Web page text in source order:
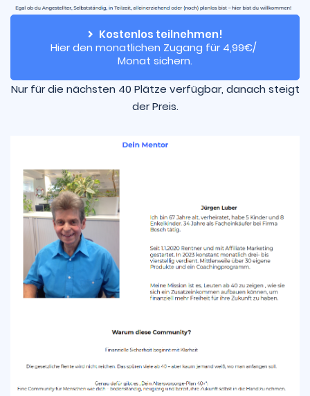
Kostenlos teilnehmen!
Hier den monatlichen Zugang für 4,99€/
Monat sichern.
Nur für die nächsten 40 Plätze verfügbar, danach steigt
der Preis.